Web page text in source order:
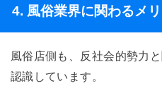
4. 風俗業界に関わるメ
風俗店側も、反社会的勢力
認識しています。